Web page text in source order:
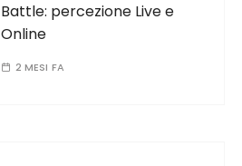
Battle: percezione Live e
Online
2 MESI FA